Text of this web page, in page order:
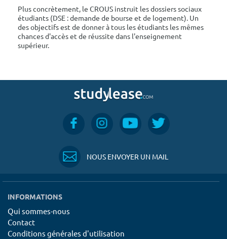
Plus concrètement, le CROUS instruit les dossiers sociaux
étudiants (DSE : demande de bourse et de logement). Un
des objectifs est de donner à tous les étudiants les mêmes
chances d'accès et de réussite dans l'enseignement
supérieur.
NOUS ENVOYER UN MAIL
INFORMATIONS
Qui sommes-nous
Contact
Conditions générales d'utilisation